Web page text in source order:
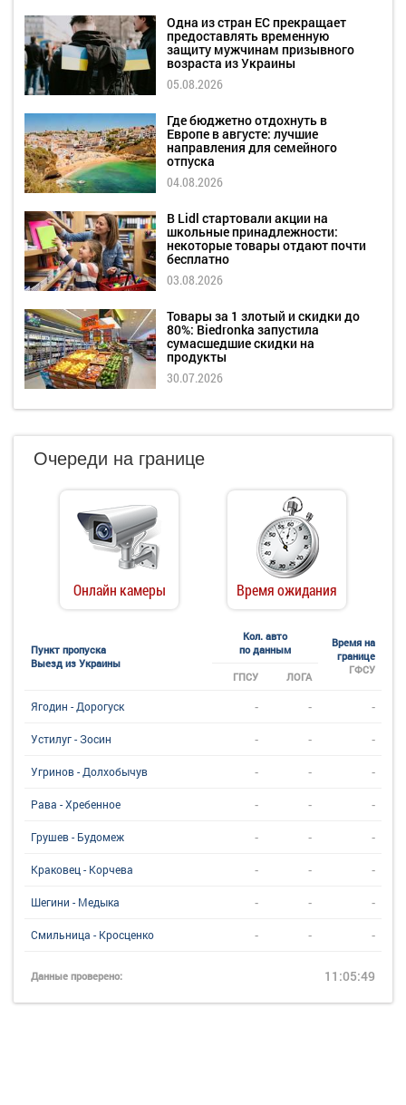
Одна из стран ЕС прекращает
предоставлять временную
защиту мужчинам призывного
возраста из Украины
05.08.2026
Где бюджетно отдохнуть в
Европе в августе: лучшие
направления для семейного
отпуска
04.08.2026
В Lidl стартовали акции на
школьные принадлежности:
некоторые товары отдают почти
бесплатно
03.08.2026
Товары за 1 злотый и скидки до
80%: Biedronka запустила
сумасшедшие скидки на
продукты
30.07.2026
Очереди на границе
Онлайн камеры Время ожидания
Пункт пропуска
Выезд из Украины
Кол. авто
по данным
Время на
границе
ГФСУ
ГПСУ ЛОГА
Ягодин - Дорогуск - - -
Устилуг - Зосин - - -
Угринов - Долхобычув - - -
Рава - Хребенное - - -
Грушев - Будомеж - - -
Краковец - Корчева - - -
Шегини - Медыка - - -
Смильница - Кросценко - - -
Данные проверено: 11:05:49